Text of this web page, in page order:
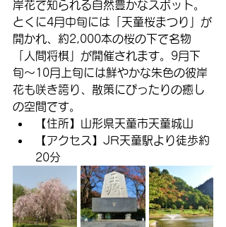
岸花で知られる自然豊かなスポット。
とくに4月中旬には「天童桜まつり」が
開かれ、約2,000本の桜の下で名物
「人間将棋」が開催されます。9月下
旬〜10月上旬には鮮やかな朱色の彼岸
花も咲き誇り、散策にぴったりの癒し
の空間です。
【住所】山形県天童市天童城山
【アクセス】JR天童駅より徒歩約
20分